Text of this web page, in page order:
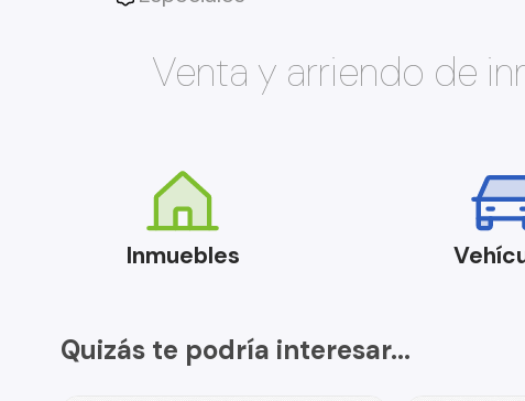
Venta y arriendo de
Inmuebles
Quizás te podría interesar...